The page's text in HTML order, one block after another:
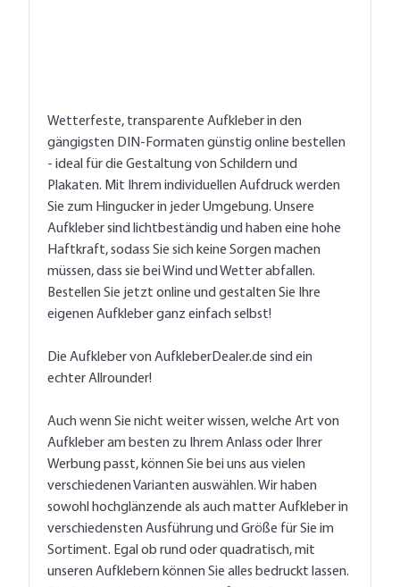
Wetterfeste, transparente Aufkleber in den
gängigsten DIN-Formaten günstig online bestellen
- ideal für die Gestaltung von Schildern und
Plakaten. Mit Ihrem individuellen Aufdruck werden
Sie zum Hingucker in jeder Umgebung. Unsere
Aufkleber sind lichtbeständig und haben eine hohe
Haftkraft, sodass Sie sich keine Sorgen machen
müssen, dass sie bei Wind und Wetter abfallen.
Bestellen Sie jetzt online und gestalten Sie Ihre
eigenen Aufkleber ganz einfach selbst!
Die Aufkleber von AufkleberDealer.de sind ein
echter Allrounder!
Auch wenn Sie nicht weiter wissen, welche Art von
Aufkleber am besten zu Ihrem Anlass oder Ihrer
Werbung passt, können Sie bei uns aus vielen
verschiedenen Varianten auswählen. Wir haben
sowohl hochglänzende als auch matter Aufkleber in
verschiedensten Ausführung und Größe für Sie im
Sortiment. Egal ob rund oder quadratisch, mit
unseren Aufklebern können Sie alles bedruckt lassen.